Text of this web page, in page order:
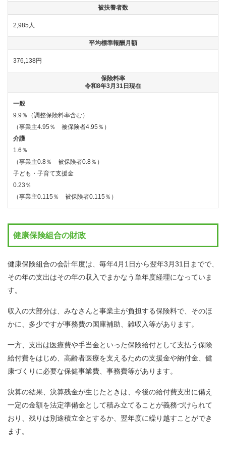
各
種
手
続
一
あ
質
組
被扶養者数
2,985人
平均標準報酬月額
376,138円
保険料率
令和8年3月31日現在
一般
9.9％（調整保険料率含む）
（事業主4.95％ 被保険者4.95％）
介護
1.6％
（事業主0.8％ 被保険者0.8％）
子ども・子育て支援金
0.23％
（事業主0.115％ 被保険者0.115％）
健康保険組合の財政
健康保険組合の会計年度は、毎年4月1日から翌年3月31日までで、
その年の支出はその年の収入でまかなう単年度経理になっていま
す。
収入の大部分は、みなさんと事業主が負担する保険料で、そのほ
かに、多少ですが事務費の国庫補助、雑収入等があります。
一方、支出は医療費や手当金といった保険給付として支払う保険
給付費をはじめ、高齢者医療を支えるための支援金や納付金、健
康づくりに必要な保健事業費、事務費等があります。
決算の結果、決算残金が生じたときは、今後の給付費支出に備え
一定の金額を法定準備金として積み立てることが義務づけられて
おり、残りは別途積立金とするか、翌年度に繰り越すことができ
ます。